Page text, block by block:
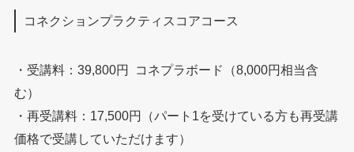
コネクションプラクティスコアコース
・受講料：39,800円 コネプラボード（8,000円相当含
む）
・再受講料：17,500円（パート1を受けている方も再受講
価格で受講していただけます）